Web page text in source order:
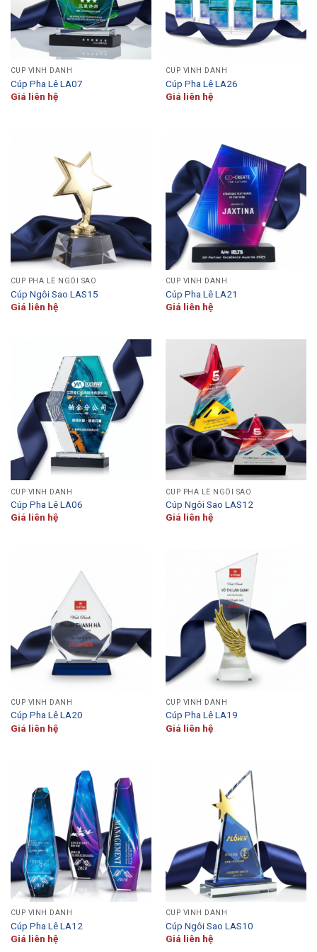
CÚP VINH DANH
Cúp Pha Lê LA07
Giá liên hệ
CÚP VINH DANH
Cúp Pha Lê LA26
Giá liên hệ
CÚP PHA LÊ NGÔI SAO
Cúp Ngôi Sao LAS15
Giá liên hệ
CÚP VINH DANH
Cúp Pha Lê LA21
Giá liên hệ
CÚP VINH DANH
Cúp Pha Lê LA06
Giá liên hệ
CÚP PHA LÊ NGÔI SAO
Cúp Ngôi Sao LAS12
Giá liên hệ
CÚP VINH DANH
Cúp Pha Lê LA20
Giá liên hệ
CÚP VINH DANH
Cúp Pha Lê LA19
Giá liên hệ
CÚP VINH DANH
Cúp Pha Lê LA12
Giá liên hệ
CÚP VINH DANH
Cúp Ngôi Sao LAS10
Giá liên hệ